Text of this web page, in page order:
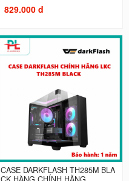
829.000 đ
CASE DARKFLASH TH285M BLA